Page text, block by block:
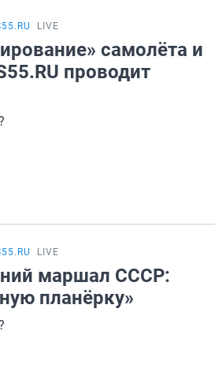
LIVE
самолёта и
проводит
LIVE
маршал СССР:
планёрку»